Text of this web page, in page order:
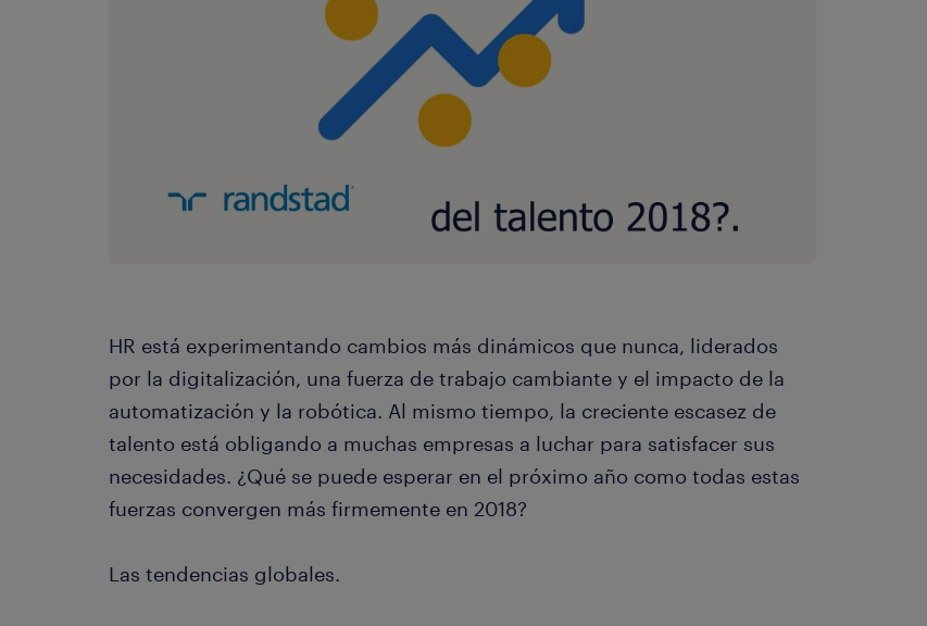
HR está experimentando cambios más dinámicos que nunca, liderados
por la digitalización, una fuerza de trabajo cambiante y el impacto de la
automatización y la robótica. Al mismo tiempo, la creciente escasez de
talento está obligando a muchas empresas a luchar para satisfacer sus
necesidades. ¿Qué se puede esperar en el próximo año como todas estas
fuerzas convergen más firmemente en 2018?
Las tendencias globales.